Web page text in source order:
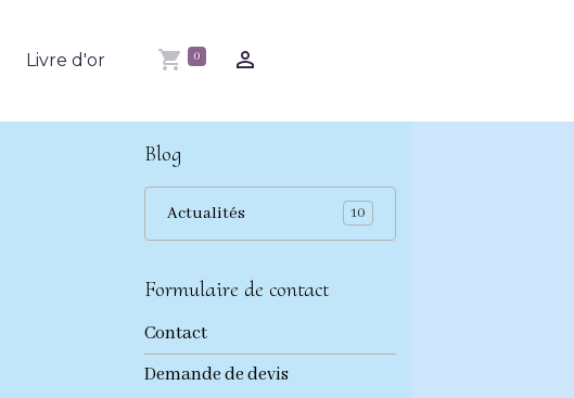
Livre d'or 0
Blog
Actualités 10
Formulaire de contact
Contact
Demande de devis